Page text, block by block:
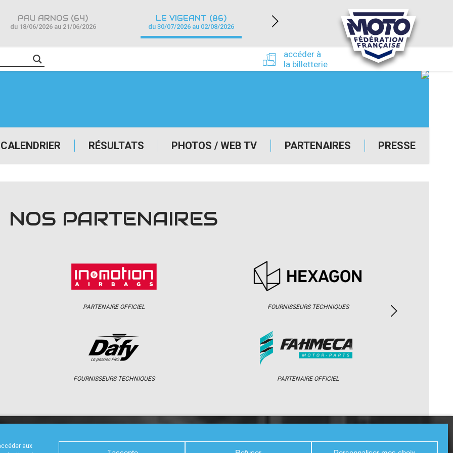
aux
CALENDRIER RÉSULTATS PHOTOS / WEB TV PARTENAIRES PRESSE
accéder à
la billetterie
PAU ARNOS (64)
du 18/06/2026 au 21/06/2026
LE VIGEANT (86)
du 30/07/2026 au 02/08/2026
NEVERS MAGNY-COURS (58)
du 24/09/2026 au 27/09/2026
NOS PARTENAIRES
PARTENAIRE OFFICIEL
FOURNISSEURS TECHNIQUES
FOURNISSEURS TECHNIQUES
PARTENAIRE OFFICIEL
CALENDRIER RÉSULTATS PHOTOS / WEB TV PARTENAIRES PRESSE